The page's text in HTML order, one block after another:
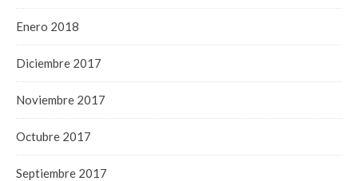
Enero 2018
Diciembre 2017
Noviembre 2017
Octubre 2017
Septiembre 2017